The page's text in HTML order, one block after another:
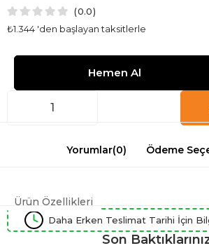
0.0
₺1.344 'den başlayan taksitlerle
Yorumlar(0) Ödeme
Ürün Özellikleri
Daha Erken Teslimat Tarihi İçin
Son